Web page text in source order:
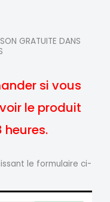
GRATUITE DANS
si vous
le produit
heures.
le formulaire ci-